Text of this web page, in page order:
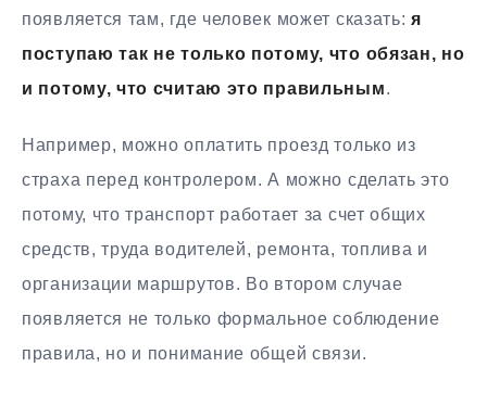
появляется там, где человек может сказать:я
поступаю так не только потому, что обязан, но
и потому, что считаю это правильным.
Например, можно оплатить проезд только из
страха перед контролером. А можно сделать это
потому, что транспорт работает за счет общих
средств, труда водителей, ремонта, топлива и
организации маршрутов. Во втором случае
появляется не только формальное соблюдение
правила, но и понимание общей связи.